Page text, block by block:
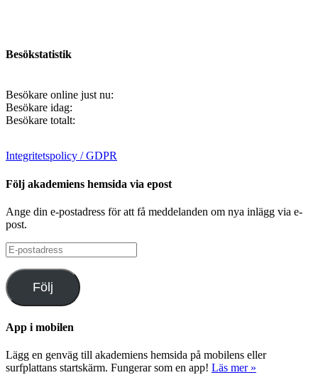
Besökstatistik
Besökare online just nu:
Besökare idag:
Besökare totalt:
Integritetspolicy / GDPR
Följ akademiens hemsida via epost
Ange din e-postadress för att få meddelanden om nya inlägg via e-
post.
E-
postadress
Följ
App i mobilen
Lägg en genväg till akademiens hemsida på mobilens eller
surfplattans startskärm. Fungerar som en app! Läs mer »